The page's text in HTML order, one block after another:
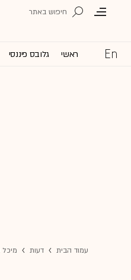
ראשי גלובס פיננסי
עמוד הבית דעות מיכל